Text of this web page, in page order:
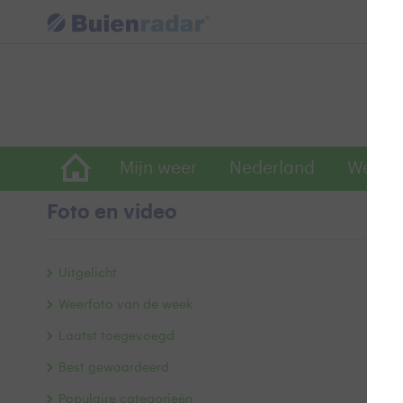
Mijn weer Nederland
Foto en video
Uitgelicht
Weerfoto van de week
Laatst toegevoegd
Best gewaardeerd
Populaire categorieën